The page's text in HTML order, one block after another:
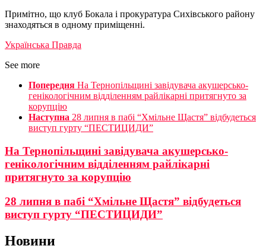
Примітно, що клуб Бокала і прокуратура Сихівського району
знаходяться в одному приміщенні.
Українська Правда
See more
Попередня На Тернопільщині завідувача акушерсько-
генікологічним відділенням райлікарні притягнуто за
корупцію
Наступна 28 липня в пабі “Хмільне Щастя” відбудеться
виступ гурту “ПЕСТИЦИДИ”
На Тернопільщині завідувача акушерсько-
генікологічним відділенням райлікарні
притягнуто за корупцію
28 липня в пабі “Хмільне Щастя” відбудеться
виступ гурту “ПЕСТИЦИДИ”
Новини